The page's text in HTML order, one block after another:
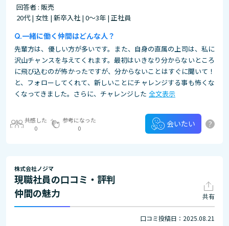
回答者 : 販売
20代 | 女性 | 新卒入社 | 0～3年 | 正社員
一緒に働く仲間はどんな人？
先輩方は、優しい方が多いです。また、自身の直属の上司は、私に
沢山チャンスを与えてくれます。最初はいきなり分からないところ
に飛び込むのが怖かったですが、分からないことはすぐに聞いて！
と、フォローしてくれて、新しいことにチャレンジする事も怖くな
くなってきました。さらに、チャレンジした 全文表示
共感した
0
参考になった
0
会いたい ?
株式会社ノジマ
現職社員の口コミ・評判
仲間の魅力
共有
口コミ投稿日：2025.08.21